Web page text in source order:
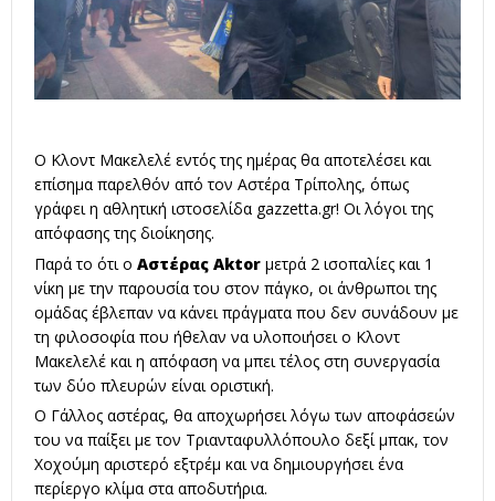
Ο Κλοντ Μακελελέ εντός της ημέρας θα αποτελέσει και
επίσημα παρελθόν από τον Αστέρα Τρίπολης, όπως
γράφει η αθλητική ιστοσελίδα gazzetta.gr! Οι λόγοι της
απόφασης της διοίκησης.
Παρά το ότι ο Αστέρας Αktor μετρά 2 ισοπαλίες και 1
νίκη με την παρουσία του στον πάγκο, οι άνθρωποι της
ομάδας έβλεπαν να κάνει πράγματα που δεν συνάδουν με
τη φιλοσοφία που ήθελαν να υλοποιήσει ο Κλοντ
Μακελελέ και η απόφαση να μπει τέλος στη συνεργασία
των δύο πλευρών είναι οριστική.
Ο Γάλλος αστέρας, θα αποχωρήσει λόγω των αποφάσεών
του να παίξει με τον Τριανταφυλλόπουλο δεξί μπακ, τον
Χοχούμη αριστερό εξτρέμ και να δημιουργήσει ένα
περίεργο κλίμα στα αποδυτήρια.